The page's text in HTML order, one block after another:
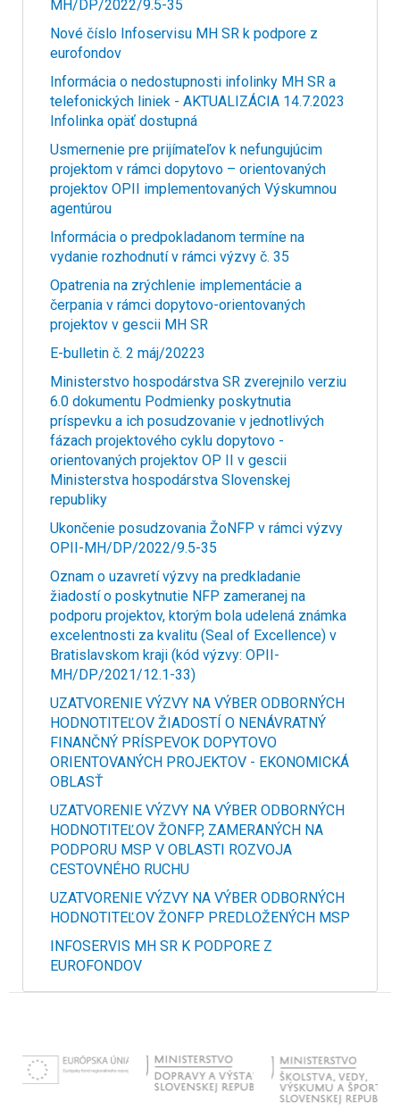
MH/DP/2022/9.5-35
Nové číslo Infoservisu MH SR k podpore z
eurofondov
Informácia o nedostupnosti infolinky MH SR a
telefonických liniek - AKTUALIZÁCIA 14.7.2023
Infolinka opäť dostupná
Usmernenie pre prijímateľov k nefungujúcim
projektom v rámci dopytovo – orientovaných
projektov OPII implementovaných Výskumnou
agentúrou
Informácia o predpokladanom termíne na
vydanie rozhodnutí v rámci výzvy č. 35
Opatrenia na zrýchlenie implementácie a
čerpania v rámci dopytovo-orientovaných
projektov v gescii MH SR
E-bulletin č. 2 máj/20223
Ministerstvo hospodárstva SR zverejnilo verziu
6.0 dokumentu Podmienky poskytnutia
príspevku a ich posudzovanie v jednotlivých
fázach projektového cyklu dopytovo -
orientovaných projektov OP II v gescii
Ministerstva hospodárstva Slovenskej
republiky
Ukončenie posudzovania ŽoNFP v rámci výzvy
OPII-MH/DP/2022/9.5-35
Oznam o uzavretí výzvy na predkladanie
žiadostí o poskytnutie NFP zameranej na
podporu projektov, ktorým bola udelená známka
excelentnosti za kvalitu (Seal of Excellence) v
Bratislavskom kraji (kód výzvy: OPII-
MH/DP/2021/12.1-33)
UZATVORENIE VÝZVY NA VÝBER ODBORNÝCH
HODNOTITEĽOV ŽIADOSTÍ O NENÁVRATNÝ
FINANČNÝ PRÍSPEVOK DOPYTOVO
ORIENTOVANÝCH PROJEKTOV - EKONOMICKÁ
OBLASŤ
UZATVORENIE VÝZVY NA VÝBER ODBORNÝCH
HODNOTITEĽOV ŽONFP, ZAMERANÝCH NA
PODPORU MSP V OBLASTI ROZVOJA
CESTOVNÉHO RUCHU
UZATVORENIE VÝZVY NA VÝBER ODBORNÝCH
HODNOTITEĽOV ŽONFP PREDLOŽENÝCH MSP
INFOSERVIS MH SR K PODPORE Z
EUROFONDOV